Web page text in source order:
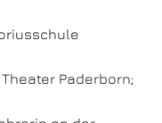
Theater Paderborn;